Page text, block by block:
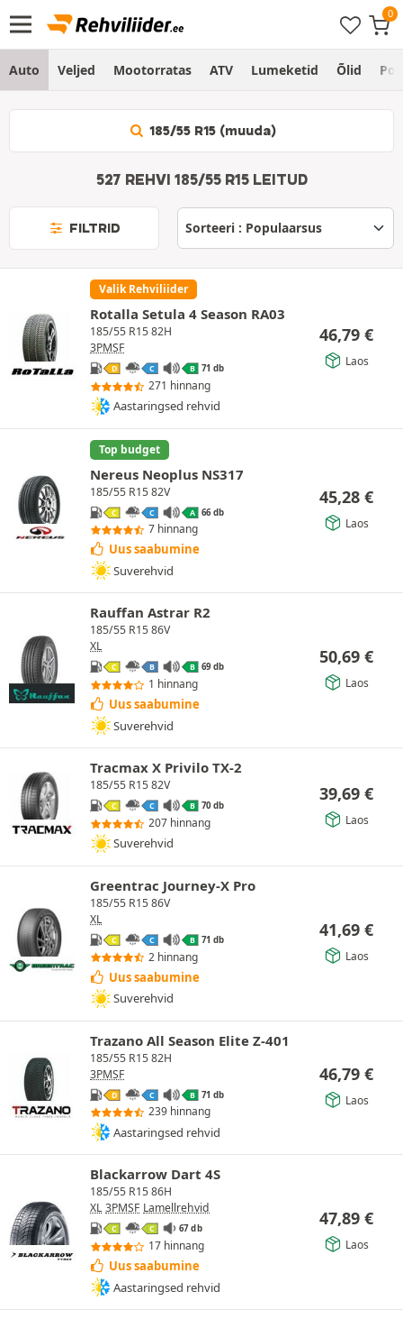
Auto Veljed Mootorratas ATV Lumeketid Õlid
185/55 R15 (muuda)
527 REHVI 185/55 R15 LEITUD
FILTRID
Valik Rehviliider
Rotalla Setula 4 Season RA03
185/55 R15 82H
3PMSF
D C B 71 db
271 hinnang
Aastaringsed rehvid
46,79 €
Laos
Top budget
Nereus Neoplus NS317
185/55 R15 82V
C C A 66 db
7 hinnang
Uus saabumine
Suverehvid
45,28 €
Laos
Rauffan Astrar R2
185/55 R15 86V
XL
C B B 69 db
1 hinnang
Uus saabumine
Suverehvid
50,69 €
Laos
Tracmax X Privilo TX-2
185/55 R15 82V
C C B 70 db
207 hinnang
Suverehvid
39,69 €
Laos
Greentrac Journey-X Pro
185/55 R15 86V
XL
C C B 71 db
2 hinnang
Uus saabumine
Suverehvid
41,69 €
Laos
Trazano All Season Elite Z-401
185/55 R15 82H
3PMSF
D C B 71 db
239 hinnang
Aastaringsed rehvid
46,79 €
Laos
Blackarrow Dart 4S
185/55 R15 86H
XL 3PMSF Lamellrehvid
C C 67 db
17 hinnang
Uus saabumine
Aastaringsed rehvid
47,89 €
Laos